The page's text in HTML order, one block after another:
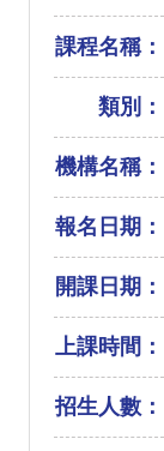
課程名稱：
類別：
機構名稱：
報名日期：
開課日期：
上課時間：
招生人數：